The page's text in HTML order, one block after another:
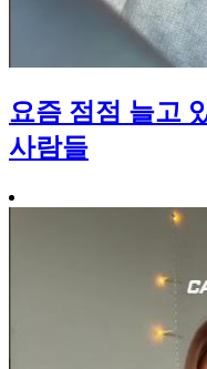
요즘 점점 늘고
사람들